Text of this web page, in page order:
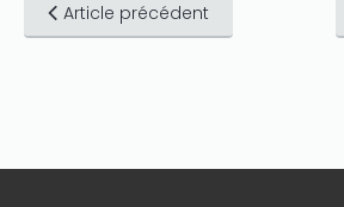
Article précédent